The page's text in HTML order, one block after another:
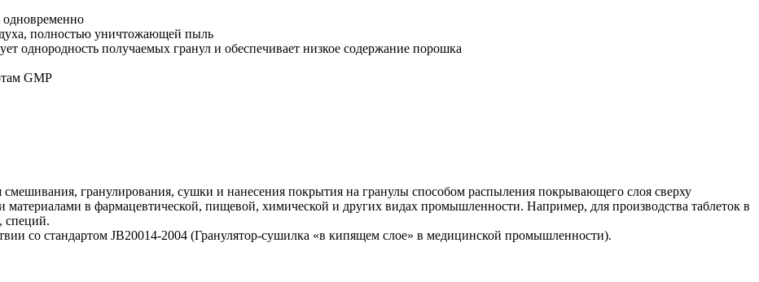
полностью уничтожающей пыль
однородность получаемых гранул и обеспечивает низкое содержание порошка
GMP
смешивания, гранулирования, сушки и нанесения покрытия на гранулы способом распыления покрывающего слоя сверху
в фармацевтической, пищевой, химической и других видах промышленности. Например, для производства таблеток в
специй.
со стандартом JB20014-2004 (Гранулятор-сушилка «в кипящем слое» в медицинской промышленности).